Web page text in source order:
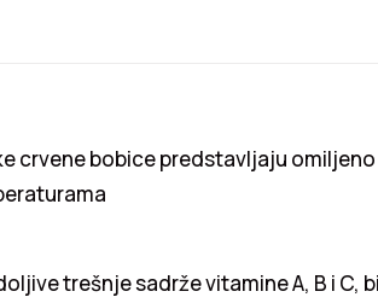
crvene bobice predstavljaju
trešnje sadrže vitamine A, B i